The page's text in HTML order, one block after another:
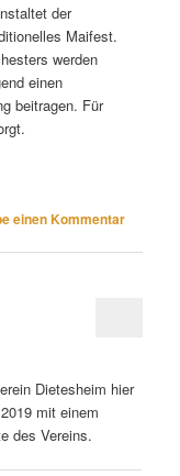
der
Maifest.
werden
einen
beitragen. Für
einen Kommentar
Dietesheim hier
mit einem
des Vereins.